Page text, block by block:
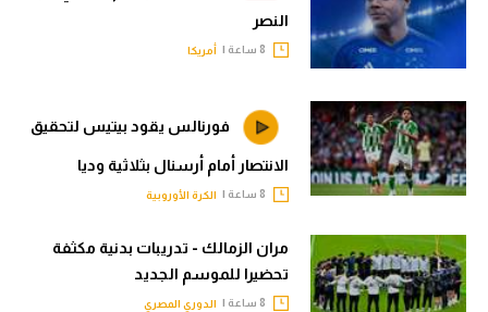
النصر
أمريكا
فورنالس يقود بيتيس لتحقيق
الانتصار أمام أرسنال بثلاثية وديا
الكرة الأوروبية
مران الزمالك - تدريبات بدنية مكثفة
تحضيرا للموسم الجديد
الدوري المصري